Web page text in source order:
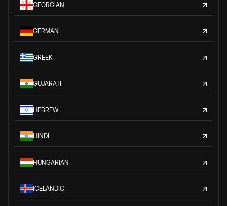
GEORGIAN
GERMAN
GREEK
GUJARATI
HEBREW
HINDI
HUNGARIAN
ICELANDIC